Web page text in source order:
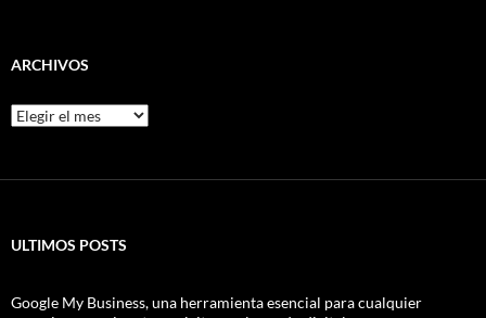
ARCHIVOS
Archivos
ULTIMOS POSTS
Google My Business, una herramienta esencial para cualquier